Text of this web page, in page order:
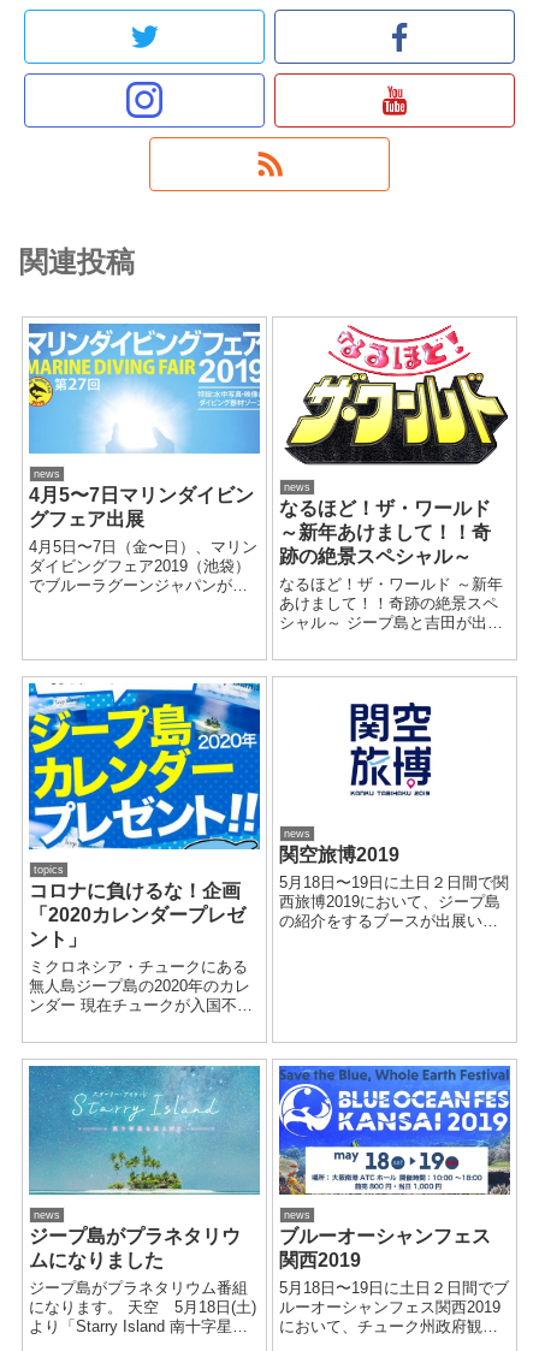
関連投稿
news
4月5〜7日マリンダイビン
グフェア出展
4月5日〜7日（金〜日）、マリン
ダイビングフェア2019（池袋）
でブルーラグーンジャパンが出
地スタッフの四谷 やチューク政
府観光局から倉林氏を含む現地
組と日本...
news
なるほど！ザ・ワールド
～新年あけまして！！奇
跡の絶景スペシャル～
なるほど！ザ・ワールド ～新年
あけまして！！奇跡の絶景スペ
シャル～ ジープ島と吉田が出演
は人気俳優の伊藤健太郎さん。
伊藤さんは3つの絶景ミッション
topics
コロナに負けるな！企画
「2020カレンダープレゼ
ント」
ミクロネシア・チュークにある
無人島ジープ島の2020年のカレ
ンダー 現在チュークが入国不可
きません。 ジープ島に行きた
い！と思ってくれている方へ 何
かできることはないかと考え
て、外出自粛の部屋の中を 少
し...
news
関空旅博2019
5月18日〜19日に土日２日間で関
西旅博2019において、ジープ島
の紹介をするブースが出展いた
news
ジープ島がプラネタリウ
ムになりました
ジープ島がプラネタリウム番組
になります。 天空 5月18日(土)
より「Starry Island 南十字星を
news
ブルーオーシャンフェス
関西2019
5月18日〜19日に土日２日間でブ
ルーオーシャンフェス関西2019
において、チューク州政府観光